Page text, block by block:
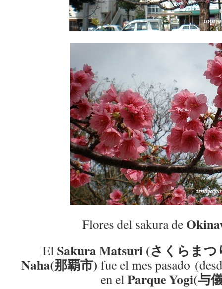
Flores del sakura de
El Sakura Matsuri (さくらまつ
Naha(那覇市) fue el mes pasado
en elParque Yogi(与